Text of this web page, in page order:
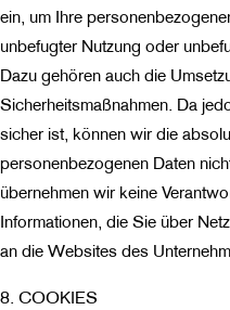
ein, um Ihre
unbefugter Nutzung oder
Dazu gehören auch die
Sicherheitsmaßnahmen. Da
sicher ist, können wir die
personenbezogenen Daten
übernehmen wir keine
Informationen, die Sie über
an die Websites des
8. COOKIES